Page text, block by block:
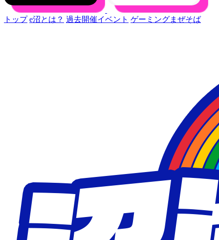
トップ e沼とは？ 過去開催イベント ゲーミングまぜそば